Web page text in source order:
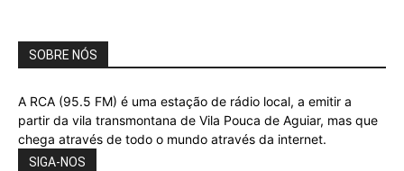
SOBRE NÓS
A RCA (95.5 FM) é uma estação de rádio local, a emitir a
partir da vila transmontana de Vila Pouca de Aguiar, mas que
chega através de todo o mundo através da internet.
SIGA-NOS